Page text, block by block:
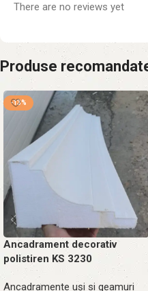
There are no reviews yet
Produse
-13%
Ancadrament decorativ
polistiren KS 3230
Ancadramente uși si geamuri